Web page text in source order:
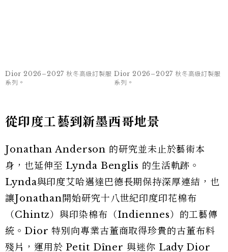
Dior 2026–2027 秋冬高級訂製服
系列。
Dior 2026–2027 秋冬高級訂製服
系列。
除此之外，Lynda Benglis 的《Pleated》與
的金屬百褶禮服、網狀雕塑裙，以及充滿建築感的
帽飾與配件。